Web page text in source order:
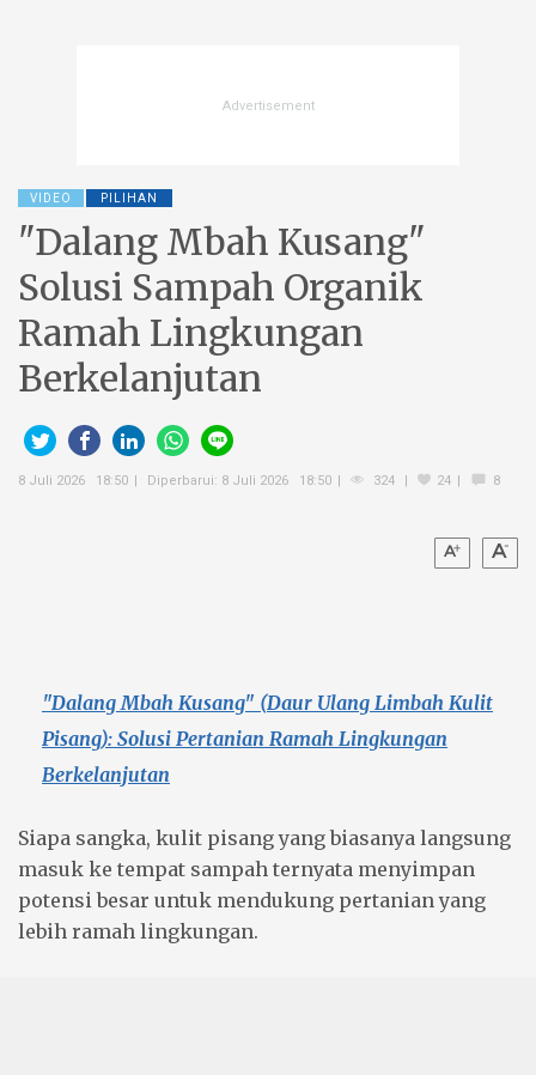
VIDEO PILIHAN
"Dalang Mbah Kusang"
Solusi Sampah Organik
Ramah Lingkungan
Berkelanjutan
8 Juli 2026 18:50 Diperbarui: 8 Juli 2026 18:50 324 24 8
"Dalang Mbah Kusang" (Daur Ulang Limbah Kulit
Pisang): Solusi Pertanian Ramah Lingkungan
Berkelanjutan
Siapa sangka, kulit pisang yang biasanya langsung
masuk ke tempat sampah ternyata menyimpan
potensi besar untuk mendukung pertanian yang
lebih ramah lingkungan.